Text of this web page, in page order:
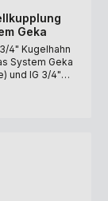
Geka
4" Kugelhahn
System Geka
und IG 3/4"